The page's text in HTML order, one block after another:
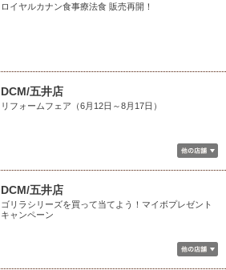
ロイヤルカナン食事療法食 販売再開！
DCM/五井店
リフォームフェア（6月12日～8月17日）
DCM/五井店
ゴリラシリーズを買って当てよう！マイボプレゼント
キャンペーン